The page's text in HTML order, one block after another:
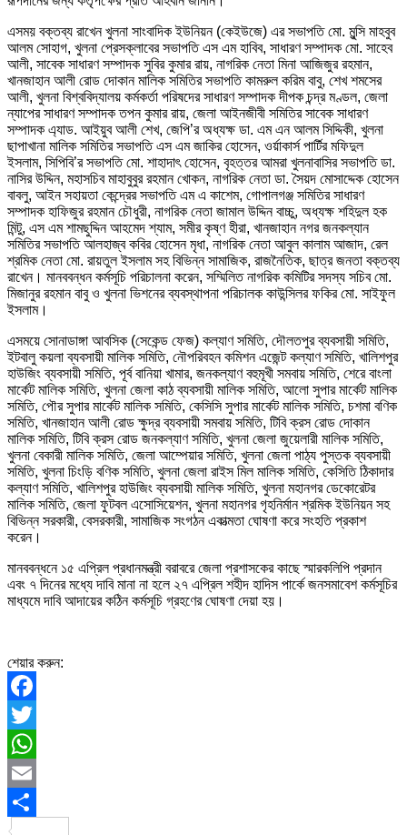
এসময় বক্তব্য রাখেন খুলনা সাংবাদিক ইউনিয়ন (কেইউজে) এর সভাপতি মো. মুন্সি মাহবুব
আলম সোহাগ, খুলনা প্রেসক্লাবের সভাপতি এস এম হাবিব, সাধারণ সম্পাদক মো. সাহেব
আলী, সাবেক সাধারণ সম্পাদক সুবির কুমার রায়, নাগরিক নেতা মিনা আজিজুর রহমান,
খানজাহান আলী রোড দোকান মালিক সমিতির সভাপতি কামরুল করিম বাবু, শেখ শমসের
আলী, খুলনা বিশ্ববিদ্যালয় কর্মকর্তা পরিষদের সাধারণ সম্পাদক দীপক চন্দ্র মণ্ডল, জেলা
ন্যাপের সাধারণ সম্পাদক তপন কুমার রায়, জেলা আইনজীবী সমিতির সাবেক সাধারণ
সম্পাদক এ্যাড. আইয়ুব আলী শেখ, জেপি’র অধ্যক্ষ ডা. এম এন আলম সিদ্দিকী, খুলনা
ছাপাখানা মালিক সমিতির সভাপতি এস এম জাকির হোসেন, ওর্য়াকার্স পার্টির মফিদুল
ইসলাম, সিপিবি’র সভাপতি মো. শাহাদাৎ হোসেন, বৃহত্তর আমরা খুলনাবাসির সভাপতি ডা.
নাসির উদ্দিন, মহাসচিব মাহাবুবুর রহমান খোকন, নাগরিক নেতা ডা. সৈয়দ মোসাদ্দেক হোসেন
বাবলু, আইন সহায়তা কেন্দ্রের সভাপতি এম এ কাশেম, গোপালগঞ্জ সমিতির সাধারণ
সম্পাদক হাফিজুর রহমান চৌধুরী, নাগরিক নেতা জামাল উদ্দিন বাচ্চু, অধ্যক্ষ শহিদুল হক
মিন্টু, এস এম শামছুদ্দিন আহমেদ শ্যাম, সমীর কৃষ্ণ হীরা, খানজাহান নগর জনকল্যান
সমিতির সভাপতি আলহাজ্ব কবির হোসেন মৃধা, নাগরিক নেতা আবুল কালাম আজাদ, রেল
শ্রমিক নেতা মো. রায়তুল ইসলাম সহ বিভিন্ন সামাজিক, রাজনৈতিক, ছাত্র জনতা বক্তব্য
রাখেন। মানববন্ধন কর্মসূচি পরিচালনা করেন, সম্মিলিত নাগরিক কমিটির সদস্য সচিব মো.
মিজানুর রহমান বাবু ও খুলনা ভিশনের ব্যবস্থাপনা পরিচালক কাউন্সিলর ফকির মো. সাইফুল
ইসলাম।
এসময়ে সোনাডাঙ্গা আবসিক (সেকেন্ড ফেজ) কল্যাণ সমিতি, দৌলতপুর ব্যবসায়ী সমিতি,
ইটবালু কয়লা ব্যবসায়ী মালিক সমিতি, নৌপরিবহন কমিশন এজেন্ট কল্যাণ সমিতি, খালিশপুর
হাউজিং ব্যবসায়ী সমিতি, পূর্ব বানিয়া খামার, জনকল্যাণ বহুমূখী সমবায় সমিতি, শেরে বাংলা
মার্কেট মালিক সমিতি, খুলনা জেলা কাঠ ব্যবসায়ী মালিক সমিতি, আলো সুপার মার্কেট মালিক
সমিতি, পৌর সুপার মার্কেট মালিক সমিতি, কেসিসি সুপার মার্কেট মালিক সমিতি, চশমা বণিক
সমিতি, খানজাহান আলী রোড ক্ষুদ্র ব্যবসায়ী সমবায় সমিতি, টিবি ক্রস রোড দোকান
মালিক সমিতি, টিবি ক্রস রোড জনকল্যাণ সমিতি, খুলনা জেলা জুয়েলারী মালিক সমিতি,
খুলনা বেকারী মালিক সমিতি, জেলা আম্পেয়ার সমিতি, খুলনা জেলা পাঠ্য পুস্তক ব্যবসায়ী
সমিতি, খুলনা চিংড়ি বণিক সমিতি, খুলনা জেলা রাইস মিল মালিক সমিতি, কেসিতি ঠিকাদার
কল্যাণ সমিতি, খালিশপুর হাউজিং ব্যবসায়ী মালিক সমিতি, খুলনা মহানগর ডেকোরেটর
মালিক সমিতি, জেলা ফুটবল এসোসিয়েশন, খুলনা মহানগর গৃহনির্মান শ্রমিক ইউনিয়ন সহ
বিভিন্ন সরকারী, বেসরকারী, সামাজিক সংগঠন একাত্মতা ঘোষণা করে সংহতি প্রকাশ
করেন।
মানববন্ধনে ১৫ এপ্রিল প্রধানমন্ত্রী বরাবরে জেলা প্রশাসকের কাছে স্মারকলিপি প্রদান
এবং ৭ দিনের মধ্যে দাবি মানা না হলে ২৭ এপ্রিল শহীদ হাদিস পার্কে জনসমাবেশ কর্মসূচির
মাধ্যমে দাবি আদায়ের কঠিন কর্মসূচি গ্রহণের ঘোষণা দেয়া হয়।
শেয়ার করুন:
Facebook
Twitter
WhatsApp
Email